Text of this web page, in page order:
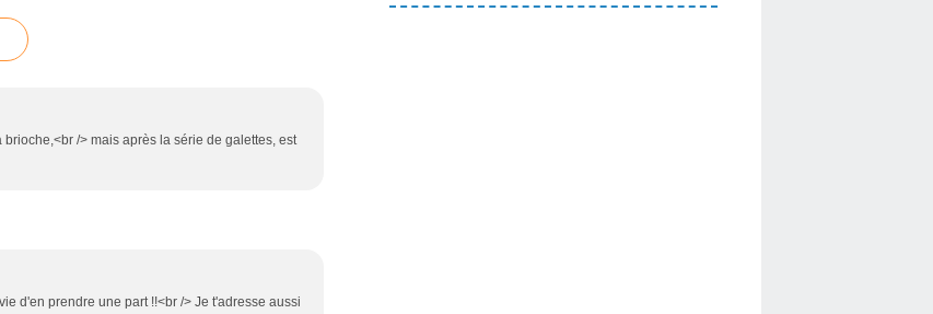
/> mais après la série de galettes, est
d'en prendre une part !!<br /> Je t'adresse aussi